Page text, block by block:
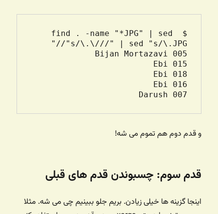
$ find . -name "*JPG" | sed
Darush 007
و قدم دوم هم تموم می شه!
قدم سوم: چسبوندن قدم های قبلی
اینجا گزینه ها خیلی زیادن. بریم جلو ببینیم چی می شه. مثلا